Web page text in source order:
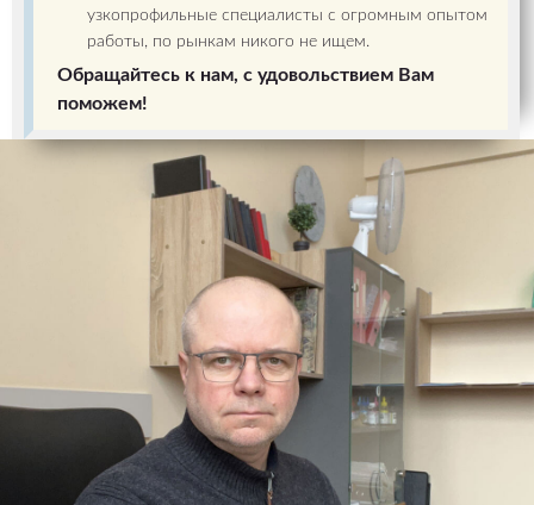
узкопрофильные специалисты с огромным опытом
работы, по рынкам никого не ищем.
Обращайтесь к нам, с удовольствием Вам
поможем!